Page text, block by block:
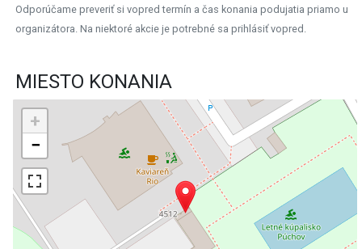
Odporúčame preveriť si vopred termín a čas konania podujatia priamo u
organizátora. Na niektoré akcie je potrebné sa prihlásiť vopred.
MIESTO KONANIA
+
−